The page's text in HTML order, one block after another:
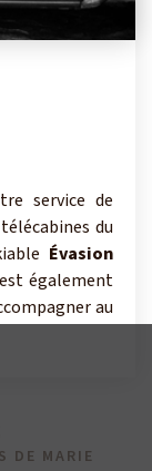
service de
du
Évasion
également
au
DE MARIE